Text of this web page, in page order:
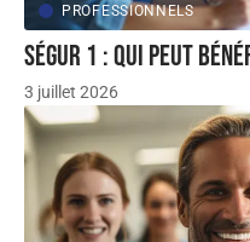
PROFESSIONNELS
Ségur 1 : qui peut
3 juillet 2026